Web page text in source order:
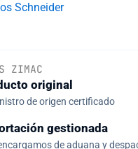
Schneider
ZIMAC
original
de origen certificado
gestionada
de aduana y